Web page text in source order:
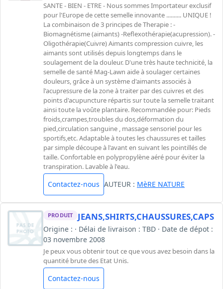
SANTE - BIEN - ETRE - Nous sommes Importateur exclusif
pour l'Europe de cette semelle innovante .......... UNIQUE !
La combinaison de 3 principes de Therapie : -
Biomagnétisme (aimants) -Reflexothérapie(acupression). -
Oligothérapie(Cuivre) Aimants compression cuivre, les
aimants sont utilisés depuis longtemps dans le
soulagement de la douleur. D'une très haute technicité, la
semelle de santé Mag-Lawn aide à soulager certaines
douleurs, grâce à un système d'aimants associés à
l'acupressure de la zone à traiter par des cuivres et des
points d'acupuncture répartis sur toute la semelle traitant
ainsi toute la voûte plantaire. Recommandée pour: Pieds
froids,crampes,troubles du dos,déformation du
pied,circulation sanguine , massage sensoriel pour les
sportifs,etc. Adaptable à toutes les chaussures et tailles
par simple découpe à l'avant en suivant les pointillés de
taille. Confortable en polypropylène aéré pour éviter la
transpiration. Lavable à l'eau.
Contactez-nous AUTEUR : MèRE NATURE
PRODUIT JEANS,SHIRTS,CHAUSSURES,CAPS
Origine : · Délai de livraison : TBD · Date de dépot :
03 novembre 2008
Je peux vous obtenir tout ce que vous avez besoin dans la
quantité brute des Etat Unis.
Contactez-nous